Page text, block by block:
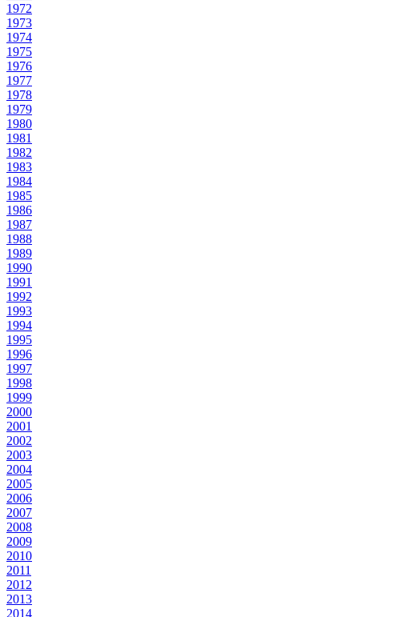
1972
1973
1974
1975
1976
1977
1978
1979
1980
1981
1982
1983
1984
1985
1986
1987
1988
1989
1990
1991
1992
1993
1994
1995
1996
1997
1998
1999
2000
2001
2002
2003
2004
2005
2006
2007
2008
2009
2010
2011
2012
2013
2014